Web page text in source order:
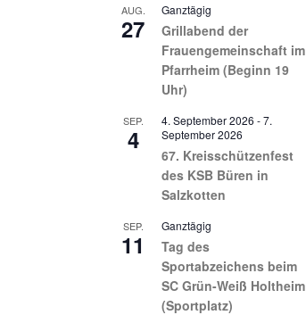
AUG.
27
Ganztägig
Grillabend der
Frauengemeinschaft im
Pfarrheim (Beginn 19
Uhr)
SEP.
4
4. September 2026 -7.
September 2026
67. Kreisschützenfest
des KSB Büren in
Salzkotten
SEP.
11
Ganztägig
Tag des
Sportabzeichens beim
SC Grün-Weiß Holtheim
(Sportplatz)